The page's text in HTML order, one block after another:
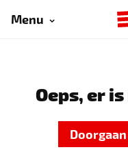
Menu
Oeps, er